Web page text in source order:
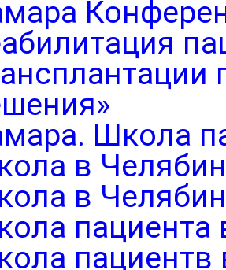
Школа
в
в
пациента
пациентв